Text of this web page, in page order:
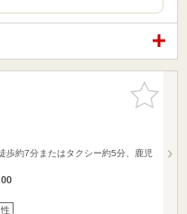
お気に入
りに追加
歩約7分またはタクシー約5分、鹿児